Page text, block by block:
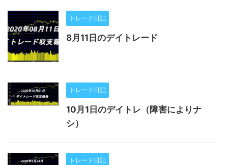
トレード日記
8月11日のデイトレード
トレード日記
10月1日のデイトレ（障害によりナ
シ）
トレード日記